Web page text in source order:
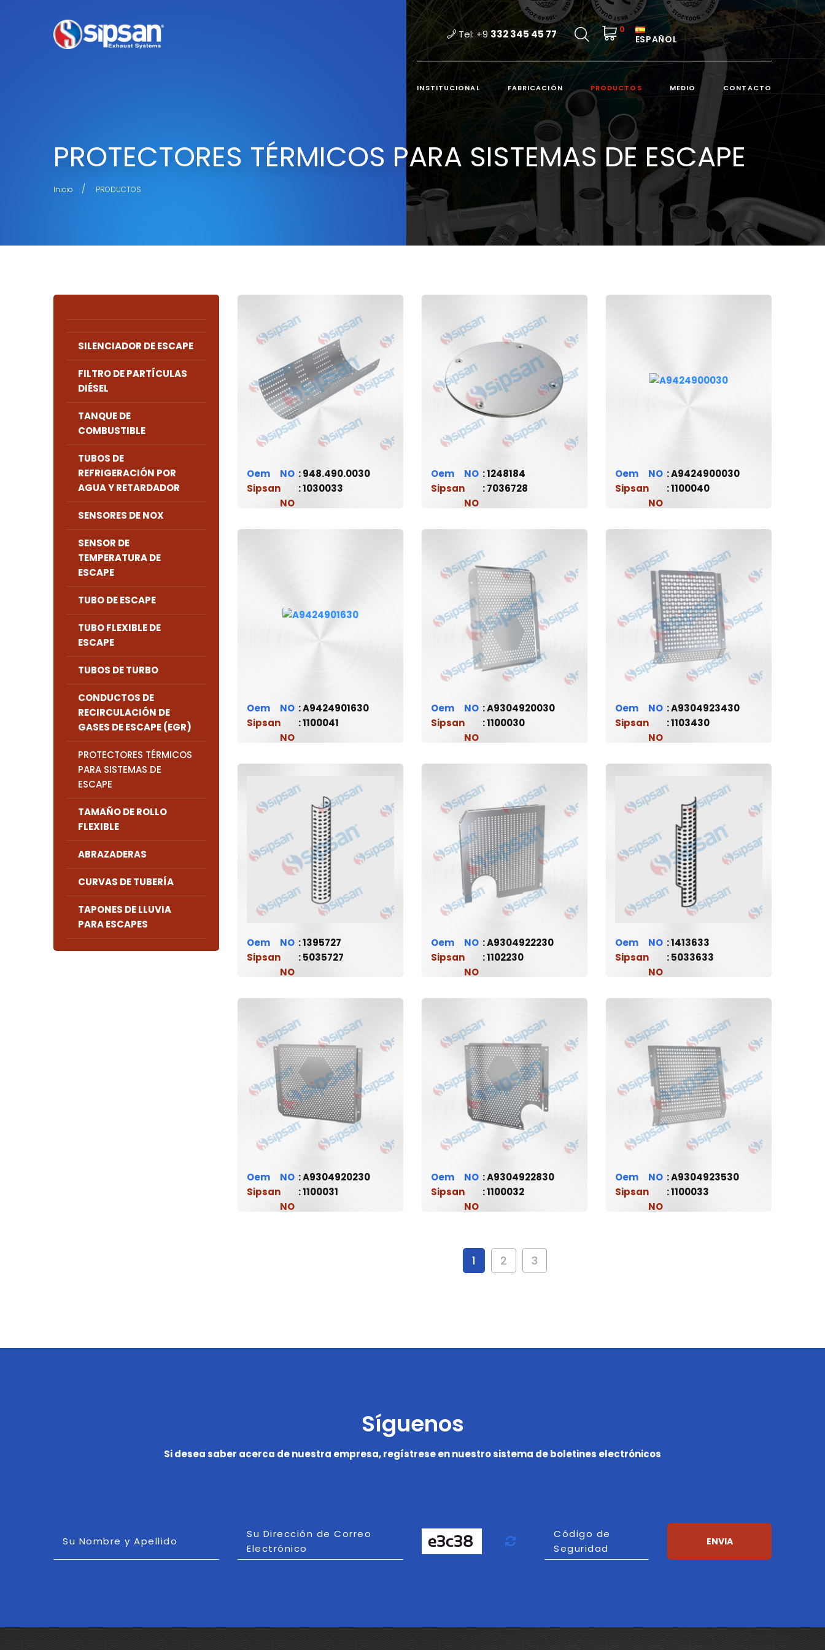
Tel: +9 332 345 45 77 0
ESPAÑOL
INSTITUCIONAL FABRICACIÓN PRODUCTOS MEDIO CONTACTO
PROTECTORES TÉRMICOS PARA SISTEMAS DE ESCAPE
Inicio PRODUCTOS
Oem
948.490.0030
Sipsan
1030033
Oem
1248184
Sipsan
7036728
Oem
A9424900030
Sipsan
1100040
Oem
A9424901630
Sipsan
1100041
Oem
A9304920030
Sipsan
1100030
Oem
A9304923430
Sipsan
1103430
Oem
1395727
Sipsan
5035727
Oem
A9304922230
Sipsan
1102230
Oem
1413633
Sipsan
5033633
Oem
A9304920230
Sipsan
1100031
Oem
A9304922830
Sipsan
1100032
Oem
A9304923530
Sipsan
1100033
1 2 3
SILENCIADOR DE ESCAPE
FILTRO DE PARTÍCULAS
DIÉSEL
TANQUE DE
COMBUSTIBLE
TUBOS DE
REFRIGERACIÓN POR
AGUA Y RETARDADOR
SENSORES DE NOX
SENSOR DE
TEMPERATURA DE
ESCAPE
TUBO DE ESCAPE
TUBO FLEXIBLE DE
ESCAPE
TUBOS DE TURBO
CONDUCTOS DE
RECIRCULACIÓN DE
GASES DE ESCAPE (EGR)
PROTECTORES TÉRMICOS
PARA SISTEMAS DE
ESCAPE
TAMAÑO DE ROLLO
FLEXIBLE
ABRAZADERAS
CURVAS DE TUBERÍA
TAPONES DE LLUVIA
PARA ESCAPES
Síguenos
Si desea saber acerca de nuestra empresa, regístrese en nuestro sistema de boletines electrónicos
Su Nombre y Apellido
Su Dirección de Correo
Electrónico
Actualizar
Código de
Seguridad
ENVIA